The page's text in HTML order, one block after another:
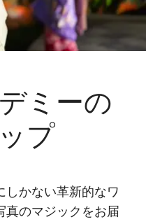
ミーの
プ
しかない革新的なワ
真のマジックをお届